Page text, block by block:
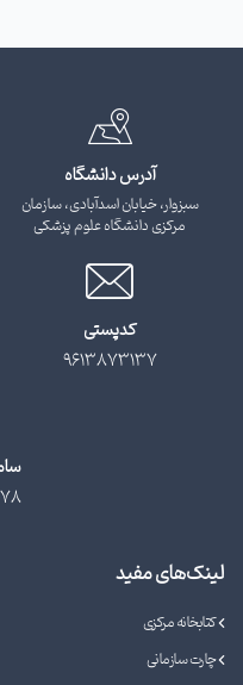
آدرس دانشگاه
سبزوار، خیابان اسدآبادی، سازمان
مرکزی دانشگاه علوم پزشکی
کدپستی
9613873137
لینک‌های مفید
کتابخانه مرکزی
چارت سازمانی